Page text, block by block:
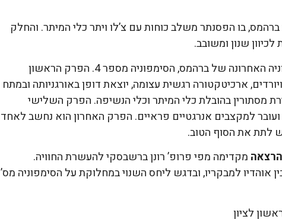
בו הפסנתר משלב כוחות עם צ’לו ויתר כלי המיתר. והחלק
שנון ומשובב.
חציו השני של המופע יציג את הסימפוניה האחרונה של ברהמס, הסימפוניה מספר 4. הפרק הראשון
ארכיטקטורה רגשית עצומה, יוצאת דופן באורגניותה ובמתח
מסתורין בהובלת כלי המיתר וכלי הנשיפה. הפרק השלישי
ועובר למקצבים אנרגטיים פראיים. הפרק האחרון הוא נחשב לאחד
לתת את הסוף הטוב.
הרצאה מקדימה מפי פרופ’ רונן ברשבסקי להעשרת החוויה.
אוהדיו למבקריו, ובדגש ליחס השנוי במחלוקת על הסימפוניה מס’